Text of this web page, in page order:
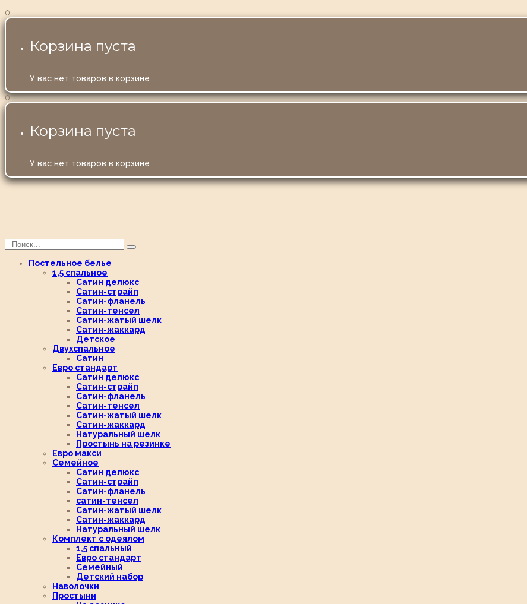
0
Корзина пуста
У вас нет товаров в корзине
0
Корзина пуста
У вас нет товаров в корзине
Постельное белье
1,5 спальное
Сатин делюкс
Сатин-страйп
Сатин-фланель
Сатин-тенсел
Сатин-жатый шелк
Сатин-жаккард
Детское
Двухспальное
Сатин
Евро стандарт
Сатин делюкс
Сатин-страйп
Сатин-фланель
Сатин-тенсел
Сатин-жатый шелк
Сатин-жаккард
Натуральный шелк
Простынь на резинке
Евро макси
Семейное
Сатин делюкс
Сатин-страйп
Сатин-фланель
сатин-тенсел
Сатин-жатый шелк
Сатин-жаккард
Натуральный шелк
Комплект с одеялом
1,5 спальный
Евро стандарт
Семейный
Детский набор
Наволочки
Простыни